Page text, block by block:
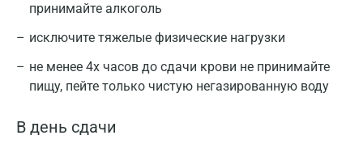
принимайте алкоголь
исключите тяжелые физические нагрузки
не менее 4х часов до сдачи крови не принимайте
пищу, пейте только чистую негазированную воду
В день сдачи